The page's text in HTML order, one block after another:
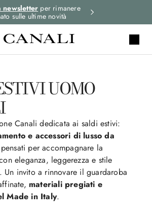
newsletter per rimanere
sulle ultime novità
UOMO
Canali dedicata ai saldi estivi:
e accessori di lusso da
pensati per accompagnare la
eleganza, leggerezza e stile
Un invito a rinnovare il guardaroba
materiali pregiati e
Made in Italy.